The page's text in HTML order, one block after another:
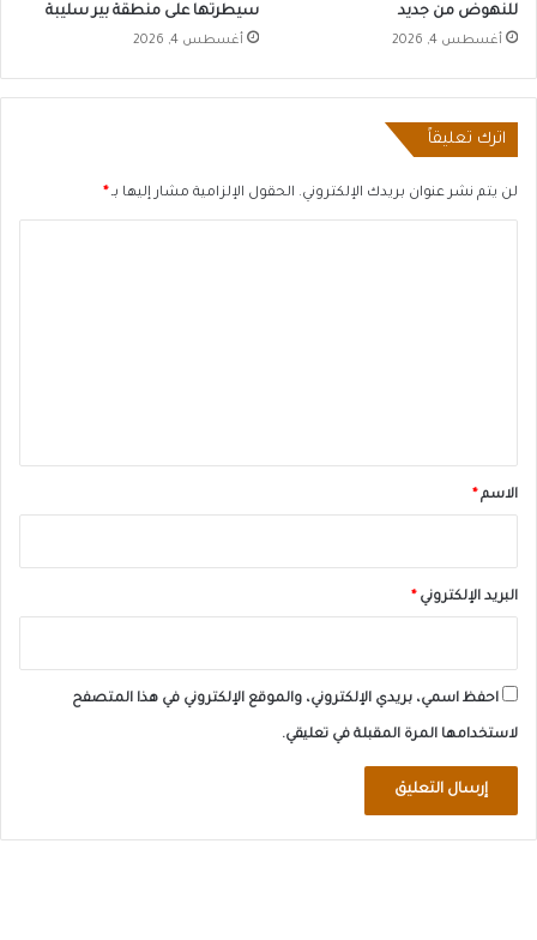
للنهوض من جديد
أغسطس 4, 2026
سيطرتها على منطقة بير سليبة
أغسطس 4, 2026
اترك تعليقاً
لن يتم نشر عنوان بريدك الإلكتروني. الحقول الإلزامية مشار إليها بـ *
*الاسم *
البريد الإلكتروني *
احفظ اسمي، بريدي الإلكتروني، والموقع الإلكتروني في هذا المتصفح
لاستخدامها المرة المقبلة في تعليقي.